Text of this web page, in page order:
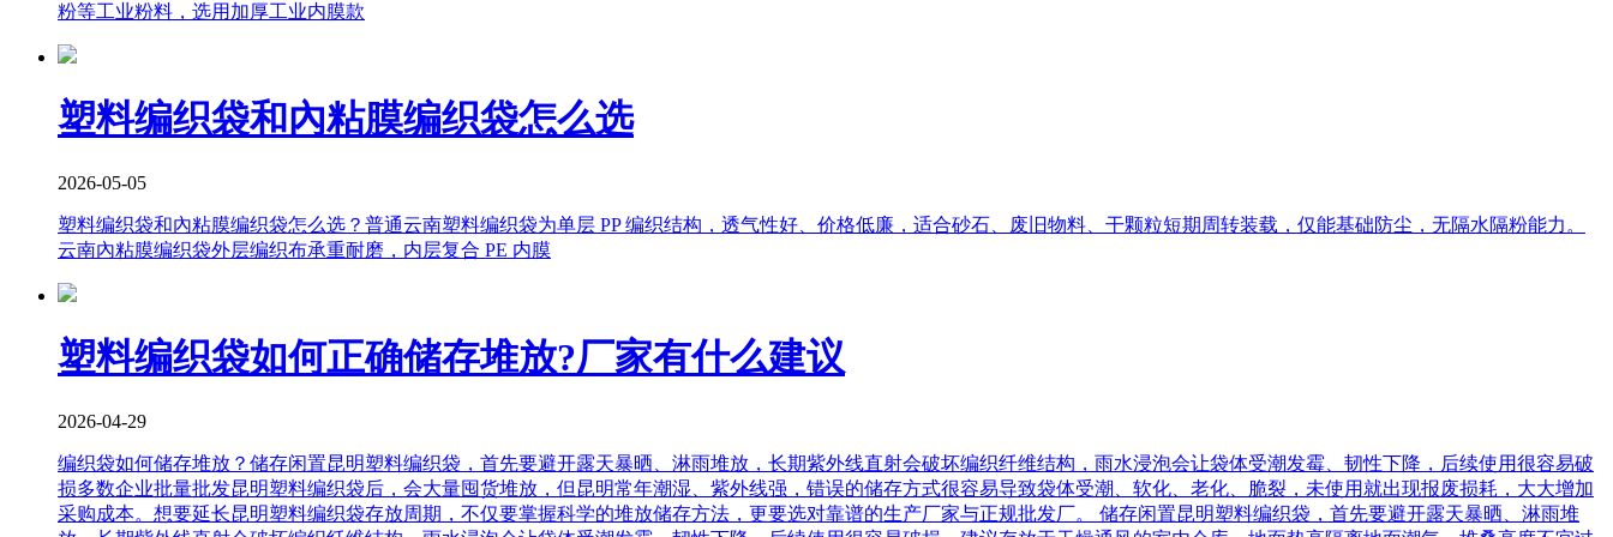
粉等工业粉料，选用加厚工业内膜款
塑料编织袋和內粘膜编织袋怎么选
2026-05-05
塑料编织袋和內粘膜编织袋怎么选？普通云南塑料编织袋为单层 PP 编织结构，透气性好、价格低廉，适合砂石、废旧物料、干颗粒短期周转装载，仅能基础防尘，无隔水隔粉能力。
云南內粘膜编织袋外层编织布承重耐磨，内层复合 PE 内膜
塑料编织袋如何正确储存堆放?厂家有什么建议
2026-04-29
编织袋如何储存堆放？储存闲置昆明塑料编织袋，首先要避开露天暴晒、淋雨堆放，长期紫外线直射会破坏编织纤维结构，雨水浸泡会让袋体受潮发霉、韧性下降，后续使用很容易破
损多数企业批量批发昆明塑料编织袋后，会大量囤货堆放，但昆明常年潮湿、紫外线强，错误的储存方式很容易导致袋体受潮、软化、老化、脆裂，未使用就出现报废损耗，大大增加
采购成本。想要延长昆明塑料编织袋存放周期，不仅要掌握科学的堆放储存方法，更要选对靠谱的生产厂家与正规批发厂。 储存闲置昆明塑料编织袋，首先要避开露天暴晒、淋雨堆